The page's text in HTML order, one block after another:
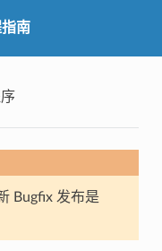
南
Bugfix 发布是